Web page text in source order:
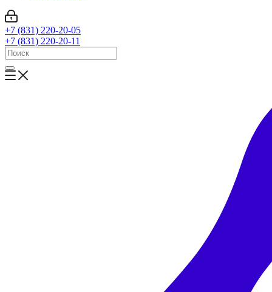
+7 (831) 220-20-05
+7 (831) 220-20-11